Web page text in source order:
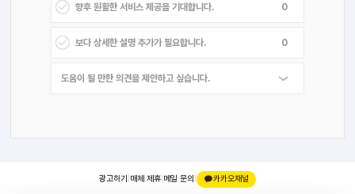
0
0
광고하기 매체 제휴 메일 문의 |
카카오채널